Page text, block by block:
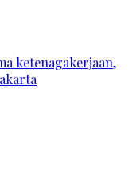
ketenagakerjaan,